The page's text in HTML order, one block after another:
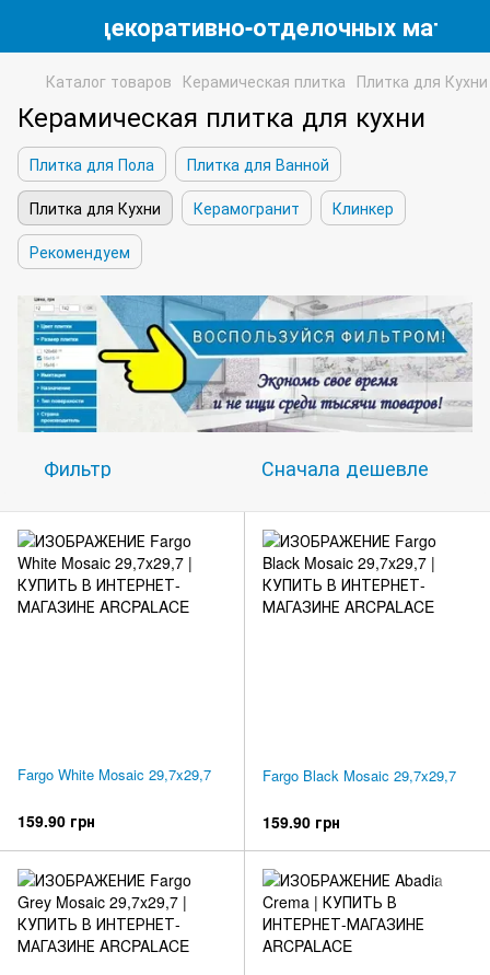
декоративно-отделочных
Каталог товаров Керамическая плитка Плитка для Кухни
Керамическая плитка для кухни
Плитка для Пола
Плитка для Ванной
Плитка для Кухни
Керамогранит
Клинкер
Рекомендуем
Фильтр Сначала дешевле
Fargo White Mosaic 29,7x29,7
159.90 грн
Fargo Black Mosaic 29,7x29,7
159.90 грн